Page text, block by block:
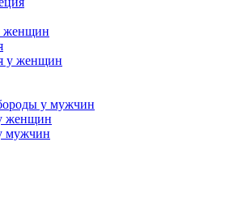
женщин
у женщин
у мужчин
женщин
мужчин